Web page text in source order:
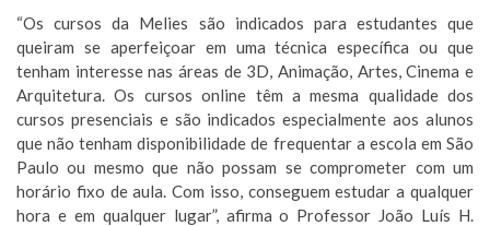
“Os cursos da Melies são indicados para estudantes que
queiram se aperfeiçoar em uma técnica específica ou que
tenham interesse nas áreas de 3D, Animação, Artes, Cinema e
Arquitetura. Os cursos online têm a mesma qualidade dos
cursos presenciais e são indicados especialmente aos alunos
que não tenham disponibilidade de frequentar a escola em São
Paulo ou mesmo que não possam se comprometer com um
horário fixo de aula. Com isso, conseguem estudar a qualquer
hora e em qualquer lugar”, afirma o Professor João Luís H.